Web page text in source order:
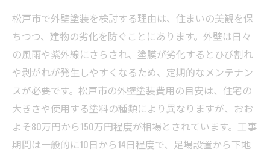
ぶべき施工業者と費用の注意点
松戸市の外壁塗装費用と工事期間の実態まと
め：計画のポイントとお得に進めるコツ
外壁塗装で失敗しないために！松戸市で押さえ
るべき費用・期間の目安とは？
松戸市で外壁塗装を検討する理由は、住まいの美観を保
ちつつ、建物の劣化を防ぐことにあります。外壁は日々
の風雨や紫外線にさらされ、塗膜が劣化するとひび割れ
や剥がれが発生しやすくなるため、定期的なメンテナン
スが必要です。松戸市の外壁塗装費用の目安は、住宅の
大きさや使用する塗料の種類により異なりますが、おお
よそ80万円から150万円程度が相場とされています。工事
期間は一般的に10日から14日程度で、足場設置から下地